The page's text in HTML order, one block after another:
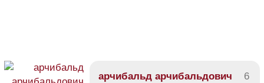
арчибальд арчибальдович
6